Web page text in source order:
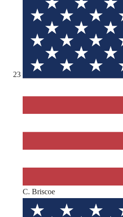
23
C. Briscoe